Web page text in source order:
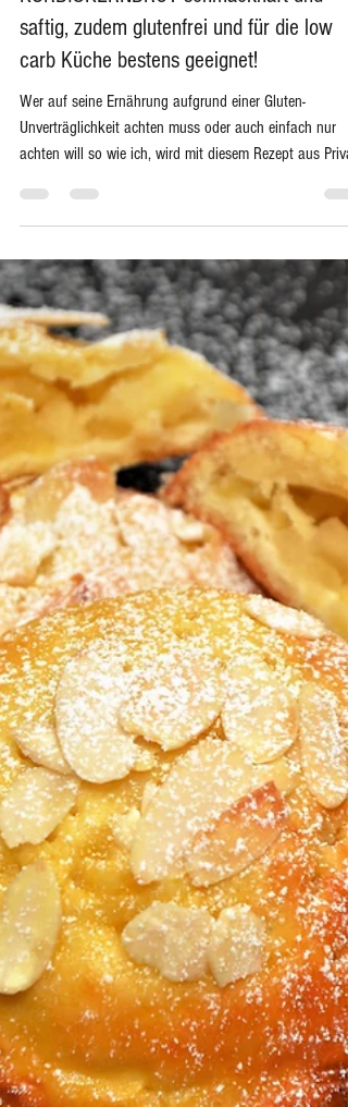
-
KÜRBISKERNBROT schmackhaft und
saftig, zudem glutenfrei und für die low
carb Küche bestens geeignet!
Wer auf seine Ernährung aufgrund einer Gluten-
Unverträglichkeit achten muss oder auch einfach nur
achten will so wie ich, wird mit diesem Rezept aus
Taste sehr große Freude haben. Wie gut ein Brot auch
ohne Weizen- Dinkel- oder Roggenmehl schmecken
zeigt dieses Rezept!